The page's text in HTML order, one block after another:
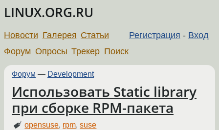
LINUX.ORG.RU
Регистрация - Вход
Новости Галерея Статьи
Форум Опросы Трекер Поиск
Форум — Development
Использовать Static library
при сборке RPM-пакета
opensuse, rpm,suse